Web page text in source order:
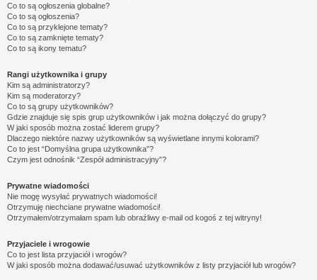
Co to są ogłoszenia globalne?
Co to są ogłoszenia?
Co to są przyklejone tematy?
Co to są zamknięte tematy?
Co to są ikony tematu?
Rangi użytkownika i grupy
Kim są administratorzy?
Kim są moderatorzy?
Co to są grupy użytkowników?
Gdzie znajduje się spis grup użytkowników i jak można dołączyć do grupy?
W jaki sposób można zostać liderem grupy?
Dlaczego niektóre nazwy użytkowników są wyświetlane innymi kolorami?
Co to jest “Domyślna grupa użytkownika”?
Czym jest odnośnik “Zespół administracyjny”?
Prywatne wiadomości
Nie mogę wysyłać prywatnych wiadomości!
Otrzymuję niechciane prywatne wiadomości!
Otrzymałem/otrzymałam spam lub obraźliwy e-mail od kogoś z tej witryny!
Przyjaciele i wrogowie
Co to jest lista przyjaciół i wrogów?
W jaki sposób można dodawać/usuwać użytkowników z listy przyjaciół lub wrogów?